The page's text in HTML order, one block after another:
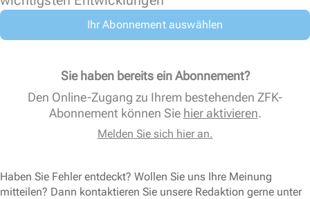
Ihr Abonnement auswählen
Sie haben bereits ein Abonnement?
Den Online-Zugang zu Ihrem bestehenden ZFK-
Abonnement können Sie hier aktivieren.
Melden Sie sich hier an.
Haben Sie Fehler entdeckt? Wollen Sie uns Ihre Meinung
mitteilen? Dann kontaktieren Sie unsere Redaktion gerne unter